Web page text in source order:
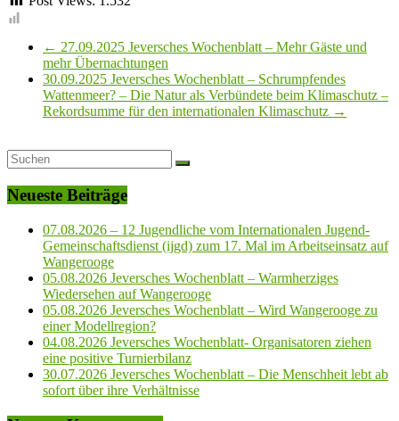
← 27.09.2025 Jeversches Wochenblatt – Mehr Gäste und
mehr Übernachtungen
30.09.2025 Jeversches Wochenblatt – Schrumpfendes
Wattenmeer? – Die Natur als Verbündete beim Klimaschutz –
Rekordsumme für den internationalen Klimaschutz →
Neueste Beiträge
07.08.2026 – 12 Jugendliche vom Internationalen Jugend-
Gemeinschaftsdienst (ijgd) zum 17. Mal im Arbeitseinsatz auf
Wangerooge
05.08.2026 Jeversches Wochenblatt – Warmherziges
Wiedersehen auf Wangerooge
05.08.2026 Jeversches Wochenblatt – Wird Wangerooge zu
einer Modellregion?
04.08.2026 Jeversches Wochenblatt- Organisatoren ziehen
eine positive Turnierbilanz
30.07.2026 Jeversches Wochenblatt – Die Menschheit lebt ab
sofort über ihre Verhältnisse